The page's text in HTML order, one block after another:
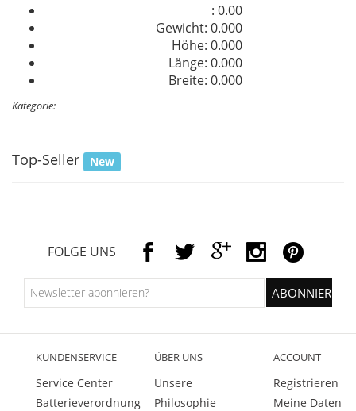
: 0.00
Gewicht: 0.000
Höhe: 0.000
Länge: 0.000
Breite: 0.000
Kategorie:
Top-Seller New
FOLGE UNS
KUNDENSERVICE
Service Center
Batterieverordnung
ÜBER UNS
Unsere
Philosophie
ACCOUNT
Registrieren
Meine Daten